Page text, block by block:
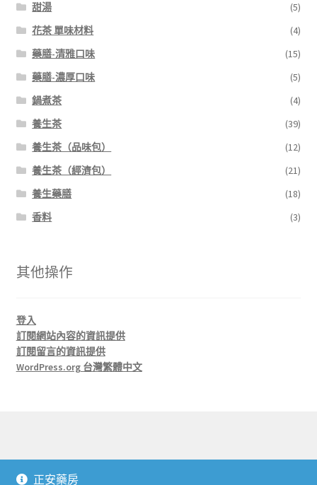
甜湯
(5)
花茶 單味材料
(4)
藥膳-清雅口味
(15)
藥膳-濃厚口味
(5)
鍋煮茶
(4)
養生茶
(39)
養生茶（品味包）
(12)
養生茶（經濟包）
(21)
養生藥膳
(18)
香料
(3)
其他操作
登入
訂閱網站內容的資訊提供
訂閱留言的資訊提供
WordPress.org 台灣繁體中文
正安藥房